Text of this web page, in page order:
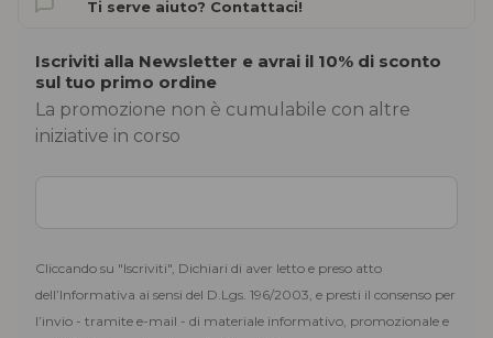
Ti serve aiuto? Contattaci!
Iscriviti alla Newsletter e avrai il 10% di sconto
sul tuo primo ordine
La promozione non è cumulabile con altre
iniziative in corso
Cliccando su "Iscriviti", Dichiari di aver letto e preso atto
dell’Informativa ai sensi del D.Lgs. 196/2003, e presti il consenso per
l’invio - tramite e-mail - di materiale informativo, promozionale e